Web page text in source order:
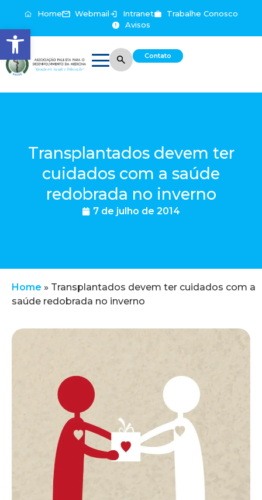
Abrir a barra de ferramentas
Home Webmail Intranet
Trabalhe Conosco
Avisos
Contato
Transplantados devem ter
cuidados com a saúde
redobrada no inverno
7 de julho de 2014
Home » Transplantados devem ter cuidados com a
saúde redobrada no inverno